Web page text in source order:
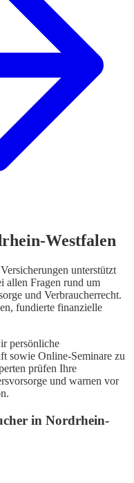
Westfalen
unterstützt
allen Fragen rund um
und Verbraucherrecht.
fundierte finanzielle
persönliche
sowie Online-Seminare zu
prüfen Ihre
und warnen vor
in Nordrhein-